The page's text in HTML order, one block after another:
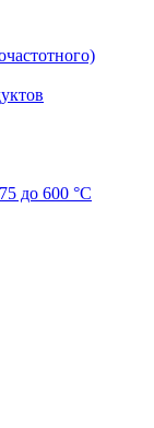
до 600 °С